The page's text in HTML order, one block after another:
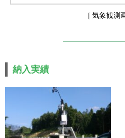
[ 気象観測
納入実績